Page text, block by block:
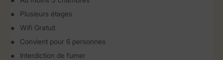
Plusieurs étages
Wifi Gratuit
Convient pour 6 personnes
Interdiction de fumer